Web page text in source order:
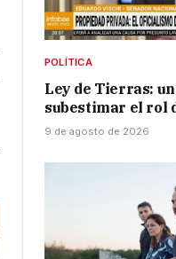
POLÍTICA
Ley de Tierras:
subestimar el rol
9 de agosto de 2026